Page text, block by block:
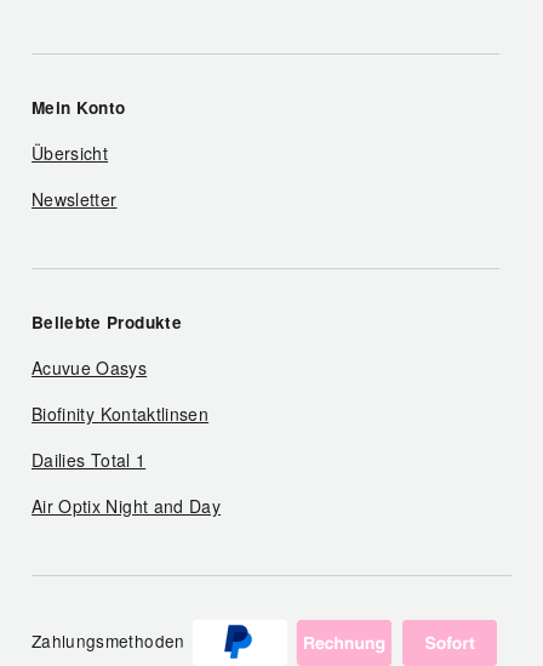
Mein Konto
Übersicht
Newsletter
Beliebte Produkte
Acuvue Oasys
Biofinity Kontaktlinsen
Dailies Total 1
Air Optix Night and Day
Zahlungsmethoden